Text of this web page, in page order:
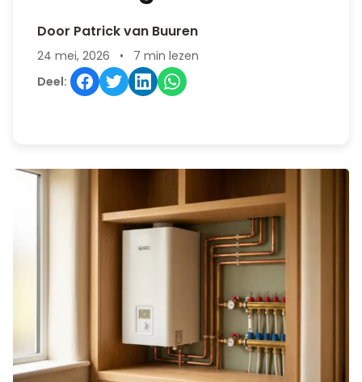
Door Patrick van Buuren
24 mei, 2026 •
7 min lezen
Deel: